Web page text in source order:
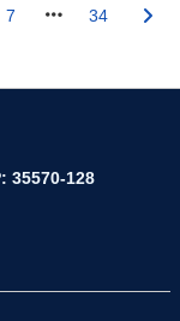
7 34
35570-128